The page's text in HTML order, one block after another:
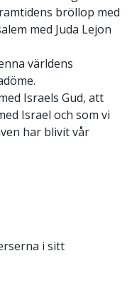
bröllop med
med Juda Lejon
världens
Israels Gud, att
Israel och som vi
har blivit vår
i sitt